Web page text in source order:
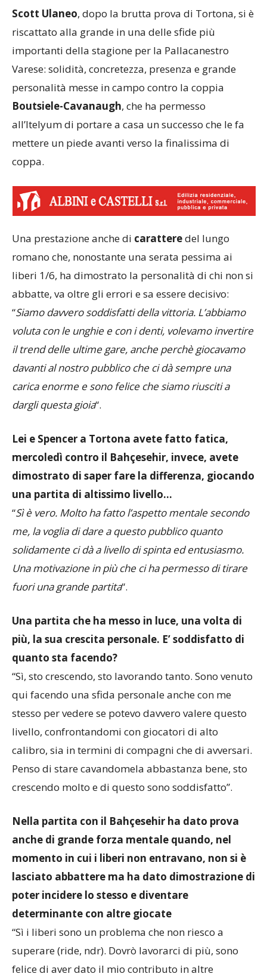
Scott Ulaneo, dopo la brutta prova di Tortona, si è
riscattato alla grande in una delle sfide più
importanti della stagione per la Pallacanestro
Varese: solidità, concretezza, presenza e grande
personalità messe in campo contro la coppia
Boutsiele-Cavanaugh, che ha permesso
all’Itelyum di portare a casa un successo che le fa
mettere un piede avanti verso la finalissima di
coppa.
Una prestazione anche di caratteredel lungo
romano che, nonostante una serata pessima ai
liberi 1/6, ha dimostrato la personalità di chi non si
abbatte, va oltre gli errori e sa essere decisivo:
“Siamo davvero soddisfatti della vittoria. L’abbiamo
voluta con le unghie e con i denti, volevamo invertire
il trend delle ultime gare, anche perchè giocavamo
davanti al nostro pubblico che ci dà sempre una
carica enorme e sono felice che siamo riusciti a
dargli questa gioia“.
Lei e Spencer a Tortona avete fatto fatica,
mercoledì contro il Bahçesehir, invece, avete
dimostrato di saper fare la differenza, giocando
una partita di altissimo livello…
“Sì è vero. Molto ha fatto l’aspetto mentale secondo
me, la voglia di dare a questo pubblico quanto
solidamente ci dà a livello di spinta ed entusiasmo.
Una motivazione in più che ci ha permesso di tirare
fuori una grande partita“.
Una partita che ha messo in luce, una volta di
più, la sua crescita personale. E’ soddisfatto di
quanto sta facendo?
“Sì, sto crescendo, sto lavorando tanto. Sono venuto
qui facendo una sfida personale anche con me
stesso per vedere se potevo davvero valere questo
livello, confrontandomi con giocatori di alto
calibro, sia in termini di compagni che di avversari.
Penso di stare cavandomela abbastanza bene, sto
crescendo molto e di questo sono soddisfatto”.
Nella partita con il Bahçesehir ha dato prova
anche di grande forza mentale quando, nel
momento in cui i liberi non entravano, non si è
lasciato abbattere ma ha dato dimostrazione di
poter incidere lo stesso e diventare
determinante con altre giocate
“Sì i liberi sono un problema che non riesco a
superare (ride, ndr). Dovrò lavorarci di più, sono
felice di aver dato il mio contributo in altre